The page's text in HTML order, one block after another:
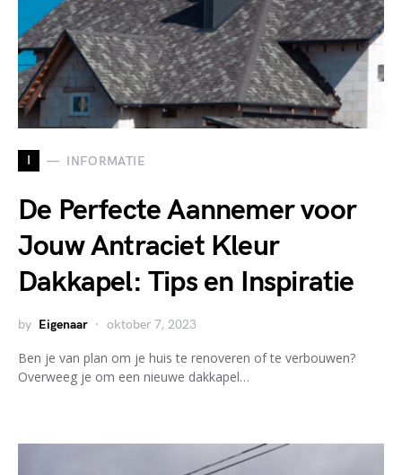
I INFORMATIE
De Perfecte Aannemer voor
Jouw Antraciet Kleur
Dakkapel: Tips en Inspiratie
by Eigenaar oktober 7, 2023
Ben je van plan om je huis te renoveren of te verbouwen?
Overweeg je om een nieuwe dakkapel…